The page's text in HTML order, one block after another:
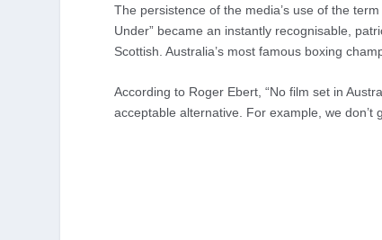
The persistence of the media’s use of the
Under” became an instantly recognisable,
Scottish. Australia’s most famous boxing
According to Roger Ebert, “No film set in
acceptable alternative. For example, we don’t